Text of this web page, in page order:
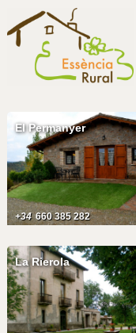
El Permanyer
+34 660 385 282
La Rierola